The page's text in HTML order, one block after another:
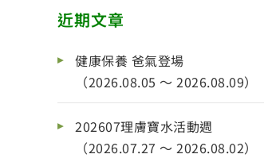
近期文章
健康保養 爸氣登場
（2026.08.05 ～ 2026.08.09）
202607理膚寶水活動週
（2026.07.27 ～ 2026.08.02）